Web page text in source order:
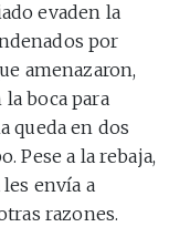
evaden la
por
amenazaron,
boca para
queda en dos
Pese a la rebaja,
envía a
razones.